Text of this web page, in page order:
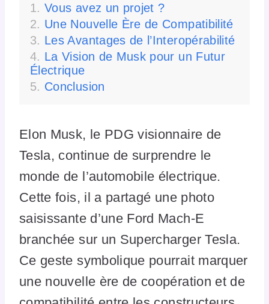
Vous avez un projet ?
Une Nouvelle Ère de Compatibilité
Les Avantages de l’Interopérabilité
La Vision de Musk pour un Futur
Électrique
Conclusion
Elon Musk, le PDG visionnaire de
Tesla, continue de surprendre le
monde de l’automobile électrique.
Cette fois, il a partagé une photo
saisissante d’une Ford Mach-E
branchée sur un Supercharger Tesla.
Ce geste symbolique pourrait marquer
une nouvelle ère de coopération et de